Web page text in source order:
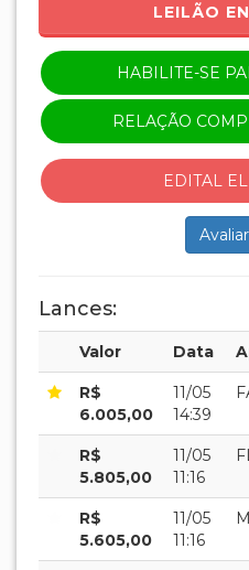
LEILÃO
HABILITE-SE
RELAÇÃO
EDITAL
Lances:
Valor Data
R$
6.005,00
11/05
14:39
R$
5.805,00
11/05
11:16
R$
5.605,00
11/05
11:16